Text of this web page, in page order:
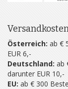
Österreich: ab €
EUR 6,-
Deutschland: ab
darunter EUR 10,-
EU: ab € 300